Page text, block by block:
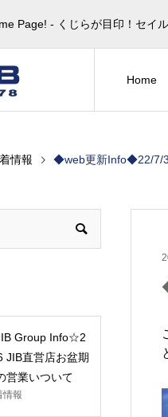
Page! ‐ くじらが目印！セイ
Home
情報 ◆web更新Info◆22/7/
Group Info☆2
JIB直営店お盆期
営業いついて
情報